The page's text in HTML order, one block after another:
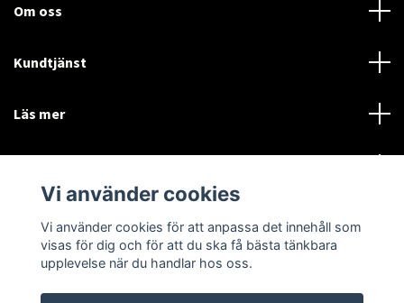
Om oss
Kundtjänst
Läs mer
Language
Currency
SEK
Vi använder cookies
Vi använder cookies för att anpassa det innehåll som
visas för dig och för att du ska få bästa tänkbara
upplevelse när du handlar hos oss.